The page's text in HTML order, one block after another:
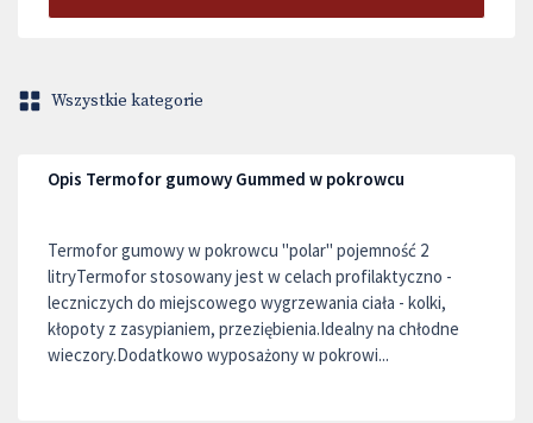
Wszystkie kategorie
Opis Termofor gumowy Gummed w pokrowcu
Termofor gumowy w pokrowcu "polar" pojemność 2
litryTermofor stosowany jest w celach profilaktyczno -
leczniczych do miejscowego wygrzewania ciała - kolki,
kłopoty z zasypianiem, przeziębienia.Idealny na chłodne
wieczory.Dodatkowo wyposażony w pokrowi...